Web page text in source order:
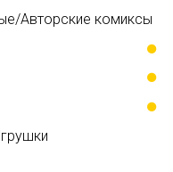
Авторские комиксы